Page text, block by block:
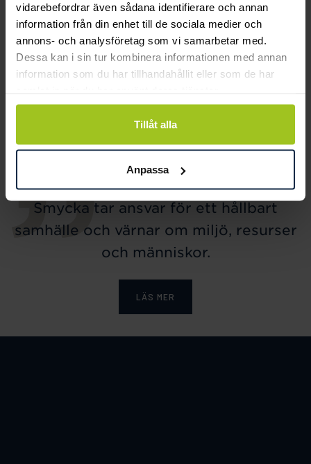
vidarebefordrar även sådana identifierare och annan
information från din enhet till de sociala medier och
annons- och analysföretag som vi samarbetar med.
Dessa kan i sin tur kombinera informationen med annan
information som du har tillhandahållit eller som de har
Tillåt alla
Anpassa
Lily and Rose
Ivory
Mockberg
Pris:2 399 kr
2 399 kr
Smycka tar ansvar för ett hållbart
samhälle och värnar om miljö, resurser
och människor.
LÄS MER